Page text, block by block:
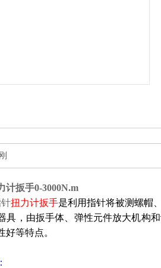
计扳手0-3000N.m
扭力计扳手是利用指针将被测螺帽
具，由扳手体、弹性元件放大机构
好等特点。